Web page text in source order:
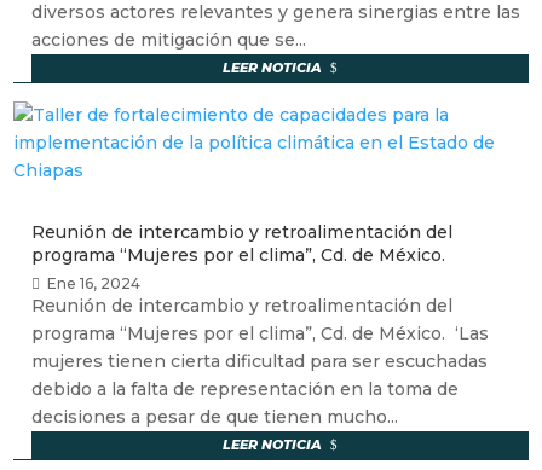
diversos actores relevantes y genera sinergias entre las
acciones de mitigación que se...
LEER NOTICIA
Reunión de intercambio y retroalimentación del
programa “Mujeres por el clima”, Cd. de México.
Ene 16, 2024
Reunión de intercambio y retroalimentación del
programa “Mujeres por el clima”, Cd. de México. ‘Las
mujeres tienen cierta dificultad para ser escuchadas
debido a la falta de representación en la toma de
decisiones a pesar de que tienen mucho...
LEER NOTICIA